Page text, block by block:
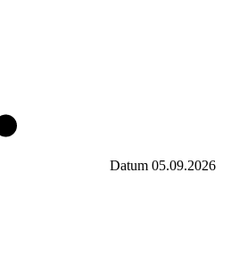
Datum 05.09.2026